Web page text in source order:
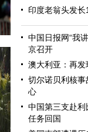
印度老翁头发
中国日报网“我
京召开
澳大利亚：再
切尔诺贝利核
心
中国第三支赴
任务回国